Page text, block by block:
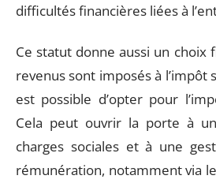
difficultés financières liées à
Ce statut donne aussi un choix
revenus sont imposés à l’impôt
est possible d’opter pour
Cela peut ouvrir la porte à
charges sociales et à une
rémunération, notamment via